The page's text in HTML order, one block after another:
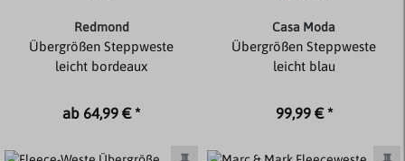
Redmond
Übergrößen Steppweste
leicht bordeaux
ab 64,99 € *
Casa Moda
Übergrößen Steppweste
leicht blau
99,99 € *